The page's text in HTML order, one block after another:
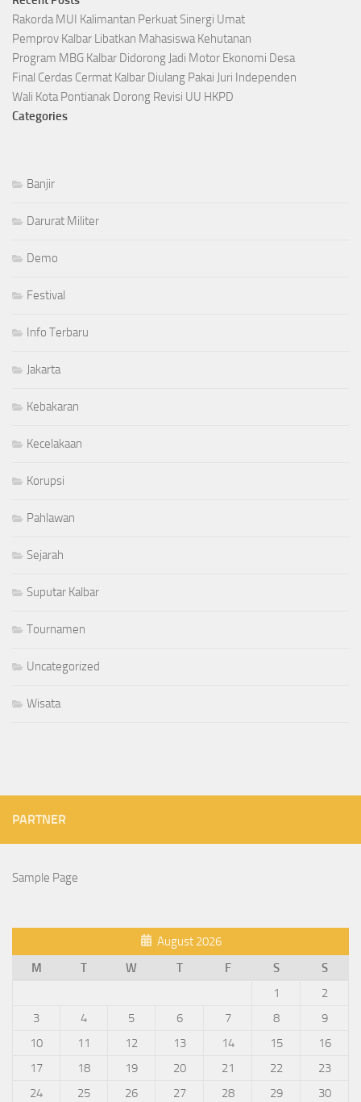
Rakorda MUI Kalimantan Perkuat Sinergi Umat
Pemprov Kalbar Libatkan Mahasiswa Kehutanan
Program MBG Kalbar Didorong Jadi Motor Ekonomi Desa
Final Cerdas Cermat Kalbar Diulang Pakai Juri Independen
Wali Kota Pontianak Dorong Revisi UU HKPD
Categories
Banjir
Darurat Militer
Demo
Festival
Info Terbaru
Jakarta
Kebakaran
Kecelakaan
Korupsi
Pahlawan
Sejarah
Suputar Kalbar
Tournamen
Uncategorized
Wisata
PARTNER
Sample Page
August 2026
M
T W T F S
S
1
2
3
4 5 6 7 8
9
10
11 12 13 14 15
16
17
18 19 20 21 22
23
24
25 26 27 28 29
30